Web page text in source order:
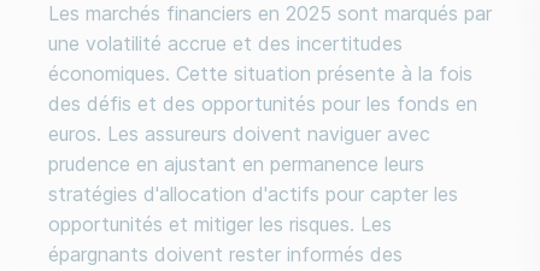
Les marchés financiers en 2025 sont marqués par
une volatilité accrue et des incertitudes
économiques. Cette situation présente à la fois
des défis et des opportunités pour les fonds en
euros. Les assureurs doivent naviguer avec
prudence en ajustant en permanence leurs
stratégies d'allocation d'actifs pour capter les
opportunités et mitiger les risques. Les
épargnants doivent rester informés des